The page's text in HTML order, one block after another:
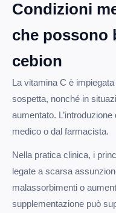
Condizioni
che possono
cebion
La vitamina C è
sospetta, nonché in
aumentato.
medico o dal farmacista.
Nella pratica clinica, i
legate a scarsa
malassorbimenti o
supplementazione può